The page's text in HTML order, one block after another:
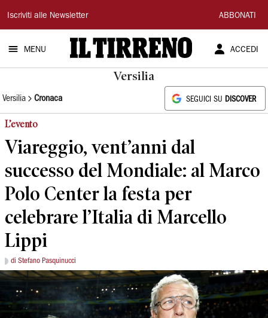
Il
Tirreno
Iscriviti alle Newsletter ABBONATI
MENU ACCEDI
Versilia
Versilia Cronaca SEGUICI SU DISCOVER
L’evento
Viareggio, vent’anni dal
successo del Mondiale: al Marco
Polo Center la festa per
celebrare l’Italia di Marcello
Lippi
di Stefano Pasquinucci